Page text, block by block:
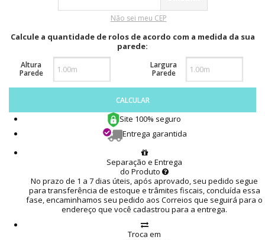
Não sei meu CEP
Calcule a quantidade de rolos de acordo com a medida da sua
parede:
Altura
Parede
Largura
Parede
CALCULAR
Site 100% seguro
Entrega garantida
Separação e Entrega
do Produto
No prazo de 1 a 7 dias úteis, após aprovado, seu pedido segue
para transferência de estoque e trâmites fiscais, concluída essa
fase, encaminhamos seu pedido aos Correios que seguirá para o
endereço que você cadastrou para a entrega.
Troca em